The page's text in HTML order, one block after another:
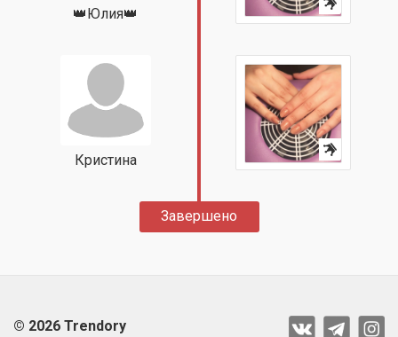
👑Юлия👑
Кристина
Завершено
© 2026 Trendory